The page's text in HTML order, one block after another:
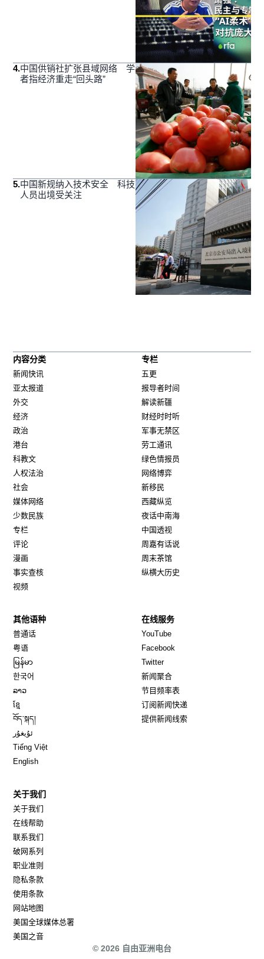
4.中国供销社扩张县域网络 学
者指经济重走“回头路”
5.中国新规纳入技术安全 科技
人员出境受关注
内容分类
新闻快讯
亚太报道
外交
经济
政治
港台
科教文
人权法治
社会
媒体网络
少数民族
专栏
评论
漫画
事实查核
视频
专栏
五更
报导者时间
解读新疆
财经时时听
军事无禁区
劳工通讯
绿色情报员
网络博弈
新移民
西藏纵览
夜话中南海
中国透视
周嘉有话说
周末茶馆
纵横大历史
其他语种
普通话
粤语
မြန်မာ
한국어
ລາວ
ខ្មែ
བོད་སྐད།
ئۇيغۇر
Tiếng Việt
English
在线服务
YouTube
Facebook
TwitterOpens in new window
新闻聚合
节目频率表
订阅新闻快递
提供新闻线索
关于我们
关于我们
在线帮助
联系我们
破网系列
职业准则
隐私条款
使用条款
网站地图
美国全球媒体总署
美国之音
© 2026 自由亚洲电台